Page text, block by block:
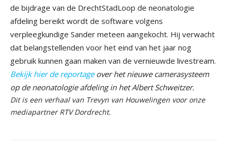
de bijdrage van de DrechtStadLoop de neonatologie
afdeling bereikt wordt de software volgens
verpleegkundige Sander meteen aangekocht. Hij verwacht
dat belangstellenden voor het eind van het jaar nog
gebruik kunnen gaan maken van de vernieuwde livestream.
Bekijk hier de reportageover het nieuwe camerasysteem
op de neonatologie afdeling in het Albert Schweitzer.
Dit is een verhaal van Trevyn van Houwelingen voor onze
mediapartner RTV Dordrecht.